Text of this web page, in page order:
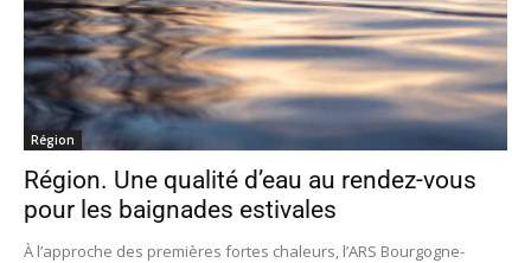
Région
Région. Une qualité d’eau au rendez-vous
pour les baignades estivales
À l’approche des premières fortes chaleurs, l’ARS Bourgogne-